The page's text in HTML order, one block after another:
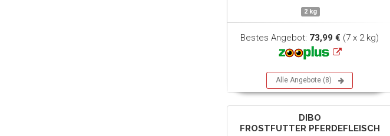
2 kg
Bestes Angebot: 73,99 € (7 x 2 kg)
Alle Angebote (8)
DIBO
FROSTFUTTER PFERDEFLEISCH